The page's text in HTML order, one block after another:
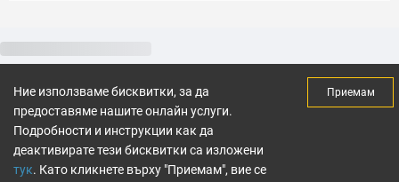
Ние използваме бисквитки, за да
предоставяме нашите онлайн услуги.
Подробности и инструкции как да
деактивирате тези бисквитки са изложени
тук. Като кликнете върху "Приемам", вие се
Приемам